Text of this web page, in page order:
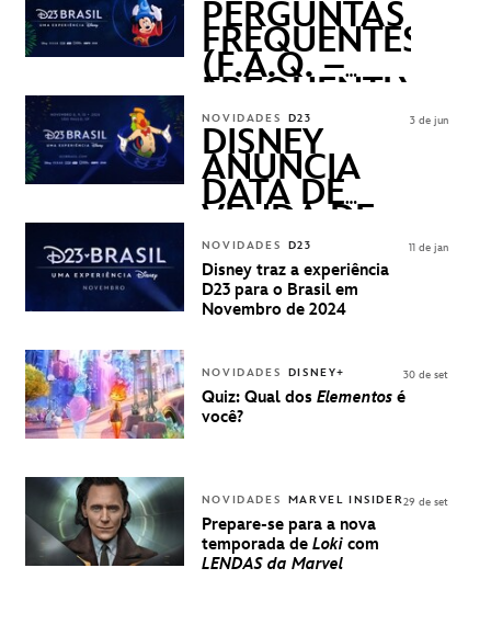
PERGUNTAS
FREQUENTES
(F.A.Q. –
FREQUENTLY
ASKED
QUESTIONS)
NOVIDADES D23
DISNEY
ANUNCIA
DATA DE
VENDA DE
INGRESSOS
PARA A D23
BRASIL -
UMA
DISNEY
3 de jun
NOVIDADES D23
Disney traz a experiência
D23 para o Brasil em
Novembro de 2024
11 de jan
NOVIDADES DISNEY+
Quiz: Qual dos Elementos é
você?
30 de set
NOVIDADES MARVEL INSIDER
Prepare-se para a nova
temporada de Loki com
LENDAS da Marvel
29 de set